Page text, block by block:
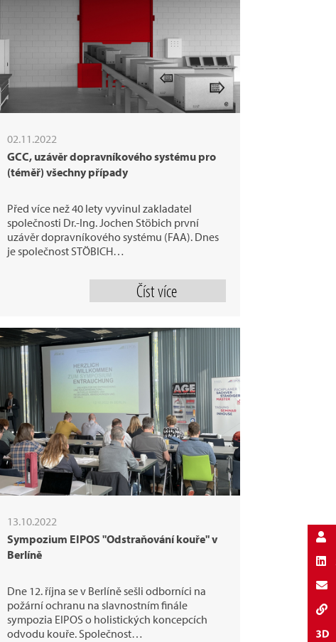
02.11.2022
GCC, uzávěr dopravníkového systému pro
(téměř) všechny případy
Před více než 40 lety vyvinul zakladatel
společnosti Dr.-Ing. Jochen Stöbich první
uzávěr dopravníkového systému (FAA). Dnes
je společnost STÖBICH…
Číst více
13.10.2022
Sympozium EIPOS "Odstraňování kouře" v
Berlíně
Dne 12. října se v Berlíně sešli odborníci na
požární ochranu na slavnostním finále
sympozia EIPOS o holistických koncepcích
odvodu kouře. Společnost…